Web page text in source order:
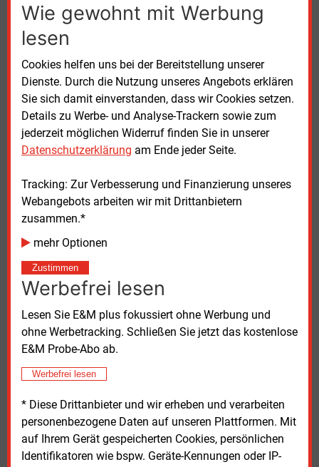
Wie gewohnt mit Werbung
lesen
Cookies helfen uns bei der Bereitstellung unserer
Dienste. Durch die Nutzung unseres Angebots erklären
Sie sich damit einverstanden, dass wir Cookies setzen.
Details zu Werbe- und Analyse-Trackern sowie zum
jederzeit möglichen Widerruf finden Sie in unserer
Datenschutzerklärung am Ende jeder Seite.
Tracking: Zur Verbesserung und Finanzierung unseres
Webangebots arbeiten wir mit Drittanbietern
zusammen.*
mehr Optionen
Zustimmen
Werbefrei lesen
Lesen Sie E&M plus fokussiert ohne Werbung und
ohne Werbetracking. Schließen Sie jetzt das kostenlose
E&M Probe-Abo ab.
Werbefrei lesen
* Diese Drittanbieter und wir erheben und verarbeiten
personenbezogene Daten auf unseren Plattformen. Mit
auf Ihrem Gerät gespeicherten Cookies, persönlichen
Identifikatoren wie bspw. Geräte-Kennungen oder IP-
SONDERHEFT Meer Wind
Das E&M-Themenheft zu Wasserstoff und
über Drohnen für die Wartung von
Windkraftanlagen, Umschlagplätze für
grünen Wasserstoff und BtX-Reformer.